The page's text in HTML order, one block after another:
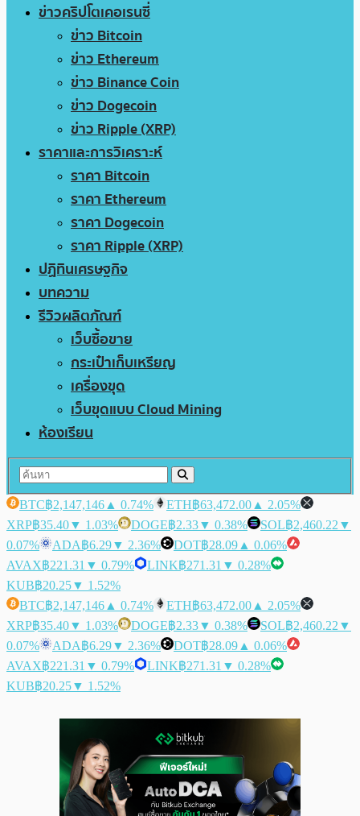
ข่าวคริปโตเคอเรนซี่
ข่าว Bitcoin
ข่าว Ethereum
ข่าว Binance Coin
ข่าว Dogecoin
ข่าว Ripple (XRP)
ราคาและการวิเคราะห์
ราคา Bitcoin
ราคา Ethereum
ราคา Dogecoin
ราคา Ripple (XRP)
ปฏิทินเศรษฐกิจ
บทความ
รีวิวผลิตภัณฑ์
เว็บซื้อขาย
กระเป๋าเก็บเหรียญ
เครื่องขุด
เว็บขุดแบบ Cloud Mining
ห้องเรียน
BTC฿2,147,146 ▲ 0.74% ETH฿63,472.00 ▲ 2.05%
XRP฿35.40▼ 1.03% DOGE฿2.33▼ 0.38% SOL฿2,460.22 ▼
0.07%
ADA฿6.29▼ 2.36% DOT฿28.09 ▲ 0.06%
AVAX฿221.31 ▼ 0.79% LINK฿271.31 ▼ 0.28%
KUB฿20.25▼ 1.52%
BTC฿2,147,146 ▲ 0.74% ETH฿63,472.00 ▲ 2.05%
XRP฿35.40▼ 1.03% DOGE฿2.33▼ 0.38% SOL฿2,460.22 ▼
0.07%
ADA฿6.29▼ 2.36% DOT฿28.09 ▲ 0.06%
AVAX฿221.31 ▼ 0.79% LINK฿271.31 ▼ 0.28%
KUB฿20.25▼ 1.52%